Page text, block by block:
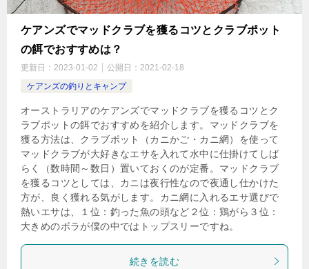
ケアンズでマッドクラブを獲るコツとクラブポット
の餌でおすすめは？
更新日： 2023-01-02 公開日： 2021-02-18
ケアンズの釣りとキャンプ
オーストラリアのケアンズでマッドクラブを獲るコツとク
ラブポットの餌でおすすめを紹介します。マッドクラブを
獲る方法は、クラブポット（カニかご・カニ網）を使って
マッドクラブが大好きなエサを入れて水中に仕掛けてしば
らく（数時間～数日）置いておくのが定番。マッドクラブ
を獲るコツとしては、カニは夜行性なので夜通し仕かけた
方が、良く獲れる気がします。カニ網に入れるエサ選びで
熱いエサは、１位：釣った魚の頭など２位：鶏がら３位：
大きめのボラが僕の中ではトップスリーですね。
続きを読む